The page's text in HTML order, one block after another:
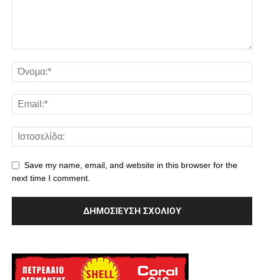
Save my name, email, and website in this browser for the
next time I comment.